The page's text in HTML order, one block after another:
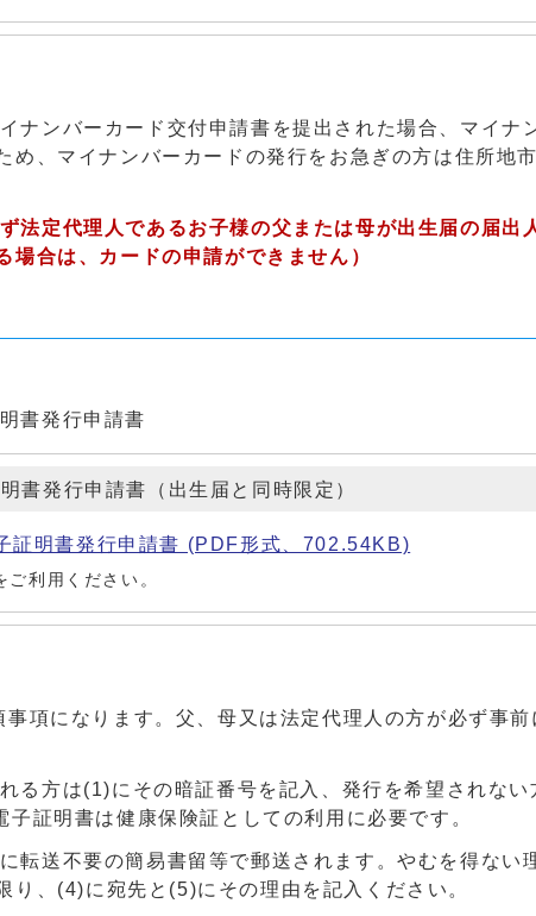
ナンバーカード交付申請書を提出された場合、マイナ
め、マイナンバーカードの発行をお急ぎの方は住所地
法定代理人であるお子様の父または母が出生届の届出
場合は、カードの申請ができません）
書発行申請書
発行申請書（出生届と同時限定）
明書発行申請書 (PDF形式、702.54KB)
利用ください。
項になります。父、母又は法定代理人の方が必ず事前
る方は(1)にその暗証番号を記入、発行を希望されない
証明書は健康保険証としての利用に必要です。
転送不要の簡易書留等で郵送されます。やむを得ない
り、(4)に宛先と(5)にその理由を記入ください。